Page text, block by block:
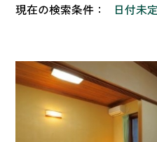
現在の検索条件： 日付未